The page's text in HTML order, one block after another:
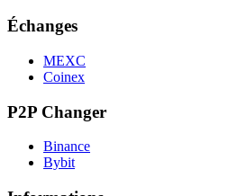
Échanges
MEXC
Coinex
P2P Changer
Binance
Bybit